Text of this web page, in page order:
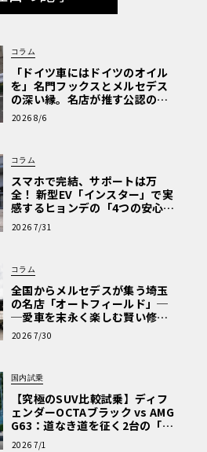
コラム
「ドイツ車にはドイツのオイル
を」名門フックスとメルセデス
の深い縁。名店が推す公認の安
心と、Cクラスで味わうシルキー
な走り〈PR〉
2026 8/6
コラム
スマホで完結、サポートは万
全！ 新型EV「インスター」で実
感するヒョンデの「4つの安心」
【第1回・ヒョンデ6つの疑問：
Why? Hyundai?】〈PR〉
2026 7/31
コラム
全国からメルセデスが集う埼玉
の名店「オートフィールド」─
─愛車を末永く楽しむ賢い修理
術と、プロがフックス製オイル
を選ぶ理由〈PR〉
2026 7/30
国内試乗
【究極のSUV比較試乗】ディフ
ェンダーOCTAブラック vs AMG
G63：道なき道を征く2台の「対
極的アプローチ」
2026 7/1